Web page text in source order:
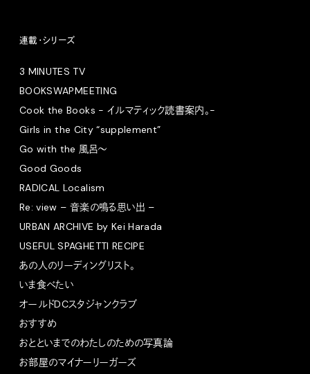
連載・シリーズ
3 MINUTES TV
BOOKSWAPMEETING
Cook the Books - イルマティック読書案内。-
Girls in the City “supplement”
Go with the 風呂〜
Good Goods
RADICAL Localism
Re: view – 音楽の鳴る思い出 –
URBAN ARCHIVE by Kei Harada
USEFUL SPAGHETTI RECIPE
あの人のリーディングリスト。
いま食べたい
オールドDCスタジャンクラブ
おすすめ
おとといまでのわたしのための写真論
お部屋のマイナーリーガーズ